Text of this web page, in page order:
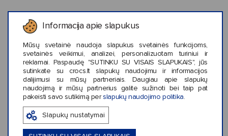
Informacija apie slapukus
Mūsų svetainė naudoja slapukus svetainės funkcijoms,
svetainės veikimui, analizei, personalizuotam turiniui ir
reklamai. Paspaudę "SUTINKU SU VISAIS SLAPUKAIS", jūs
sutinkate su crocs.lt slapukų naudojimu ir informacijos
dalijimusi su mūsų partneriais. Daugiau apie slapukų
naudojimą ir mūsų partnerius galite sužinoti bei taip pat
pakeisti savo sutikimą per slapukų naudojimo politika
Slapukų nustatymai
Panašaus stiliaus prekės